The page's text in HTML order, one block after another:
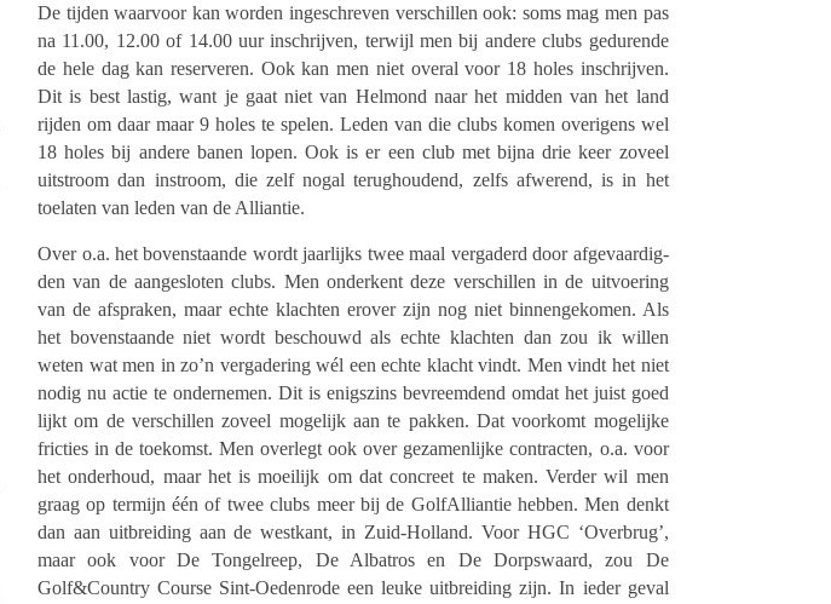
De tijden waar­voor kan worden inge­schre­ven verschil­len ook: soms mag men pas
na 11.00, 12.00 of 14.00 uur inschrij­ven, terwijl men bij andere clubs gedu­rende
de hele dag kan reser­ve­ren. Ook kan men niet overal voor 18 holes inschrij­ven.
Dit is best lastig, want je gaat niet van Helmond naar het midden van het land
rijden om daar maar 9 holes te spelen. Leden van die clubs komen overi­gens wel
18 holes bij andere banen lopen. Ook is er een club met bijna drie keer zoveel
uitstroom dan instroom, die zelf nogal terug­hou­dend, zelfs afwe­rend, is in het
toela­ten van leden van de Alliantie.
Over o.a. het boven­staande wordt jaar­lijks twee maal verga­derd door afge­vaar­dig­
den van de aange­slo­ten clubs. Men onder­kent deze verschil­len in de uitvoe­ring
van de afspra­ken, maar echte klach­ten erover zijn nog niet binnen­ge­ko­men. Als
het boven­staande niet wordt beschouwd als echte klach­ten dan zou ik willen
weten wat men in zo’n verga­de­ring wél een echte klacht vindt. Men vindt het niet
nodig nu actie te onder­ne­men. Dit is enigs­zins bevreem­dend omdat het juist goed
lijkt om de verschil­len zoveel moge­lijk aan te pakken. Dat voor­komt moge­lijke
fric­ties in de toekomst. Men over­legt ook over geza­men­lijke contrac­ten, o.a. voor
het onder­houd, maar het is moei­lijk om dat concreet te maken. Verder wil men
graag op termijn één of twee clubs meer bij de GolfAl­li­an­tie hebben. Men denkt
dan aan uitbrei­ding aan de west­kant, in Zuid-Holland. Voor HGC ‘Overbrug’,
maar ook voor De Tongel­reep, De Alba­tros en De Dorps­waard, zou De
Golf&Country Course Sint-Oeden­rode een leuke uitbrei­ding zijn. In ieder geval